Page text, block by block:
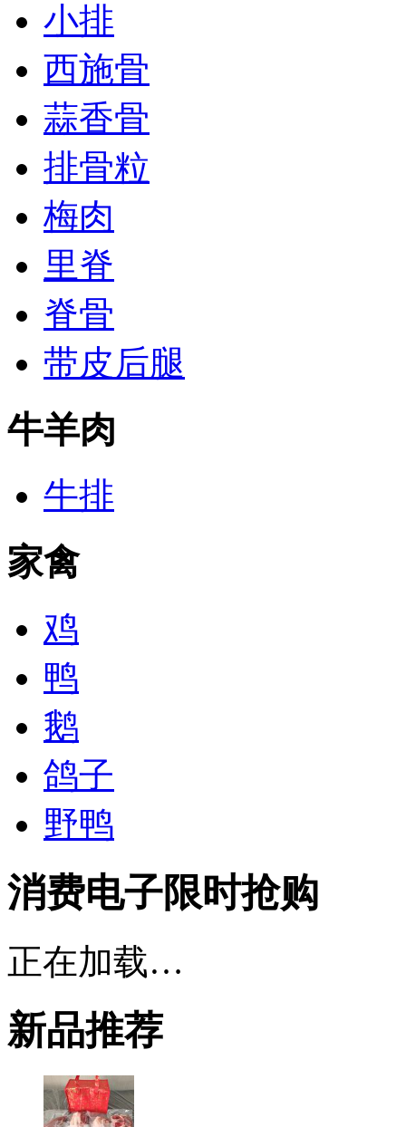
小排
西施骨
蒜香骨
排骨粒
梅肉
里脊
脊骨
带皮后腿
牛羊肉
牛排
家禽
鸡
鸭
鹅
鸽子
野鸭
消费电子限时抢购
正在加载…
新品推荐